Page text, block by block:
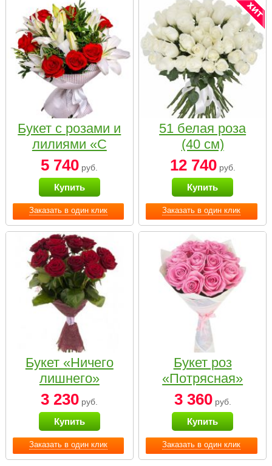
Заказать в один клик
Букет с розами и
лилиями «С
наилучшими
пожеланиями»
5 740 руб.
Купить
Заказать в один клик
51 белая роза
(40 см)
12 740руб.
Купить
Заказать в один клик
Букет «Ничего
лишнего»
3 230 руб.
Купить
Заказать в один клик
Букет роз
«Потрясная»
3 360руб.
Купить